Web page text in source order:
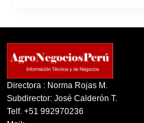
Directora : Norma Rojas M.
Subdirector: José Calderón T.
Telf. +51 992970236